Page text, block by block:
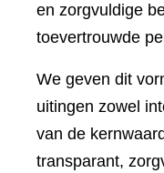
en zorgvuldige
toevertrouwde
We geven dit
uitingen zowel
van de
transparant,